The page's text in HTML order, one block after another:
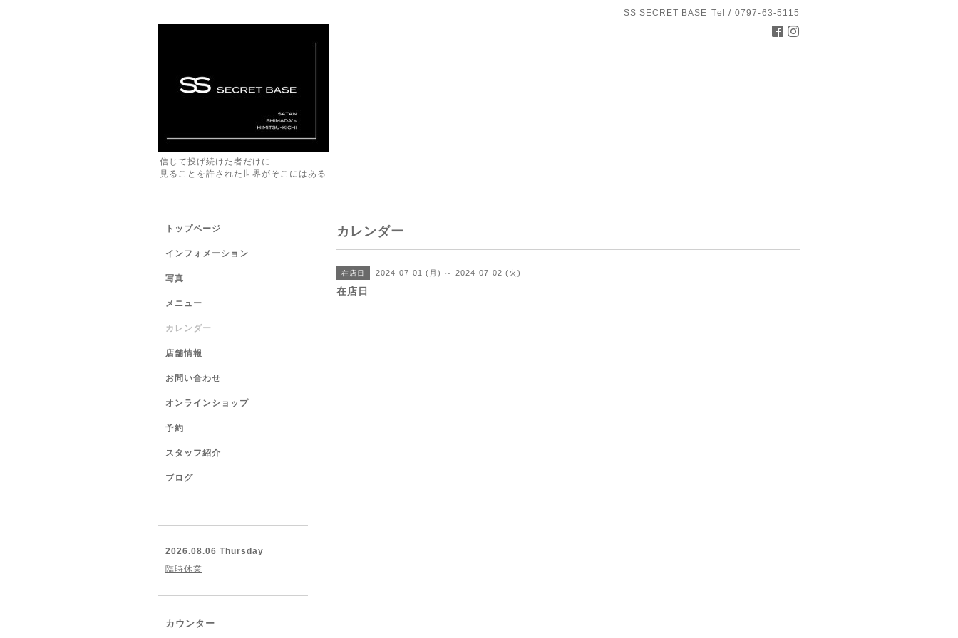
SS SECRET BASE Tel / 0797-63-5115
信じて投げ続けた者だけに
見ることを許された世界がそこにはある
カレンダー
在店日 2024-07-01 (月) ～ 2024-07-02 (火)
在店日
トップページ
インフォメーション
写真
メニュー
カレンダー
店舗情報
お問い合わせ
オンラインショップ
予約
スタッフ紹介
ブログ
2026.08.06 Thursday
臨時休業
カウンター